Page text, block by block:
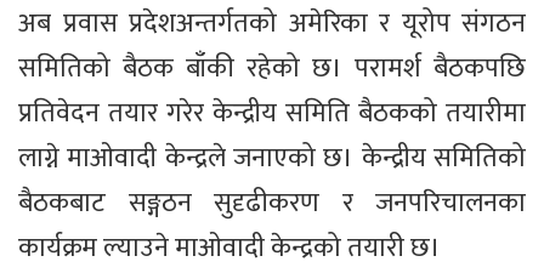
अब प्रवास प्रदेशअन्तर्गतको अमेरिका र यूरोप संगठन
समितिको बैठक बाँकी रहेको छ। परामर्श बैठकपछि
प्रतिवेदन तयार गरेर केन्द्रीय समिति बैठकको तयारीमा
लाग्ने माओवादी केन्द्रले जनाएको छ। केन्द्रीय समितिको
बैठकबाट सङ्गठन सुदृढीकरण र जनपरिचालनका
कार्यक्रम ल्याउने माओवादी केन्द्रको तयारी छ।